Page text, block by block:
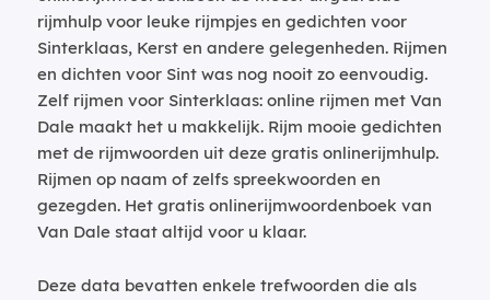
rijmhulp voor leuke rijmpjes en gedichten voor
Sinterklaas, Kerst en andere gelegenheden. Rijmen
en dichten voor Sint was nog nooit zo eenvoudig.
Zelf rijmen voor Sinterklaas: online rijmen met Van
Dale maakt het u makkelijk. Rijm mooie gedichten
met de rijmwoorden uit deze gratis onlinerijmhulp.
Rijmen op naam of zelfs spreekwoorden en
gezegden. Het gratis onlinerijmwoordenboek van
Van Dale staat altijd voor u klaar.
Deze data bevatten enkele trefwoorden die als